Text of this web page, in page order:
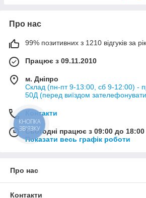
Про нас
99% позитивних з 1210 відгуків за рік
Працює з 09.11.2010
м. Дніпро
Склад (пн-пт 9-13:00, сб 9-12:00) -
50Д (перед виїздом
Контакти
Сьогодні працює з 09:00 до 18:00
Показати весь графік роботи
Про нас
Контакти
КНОПКА
ЗВ'ЯЗКУ